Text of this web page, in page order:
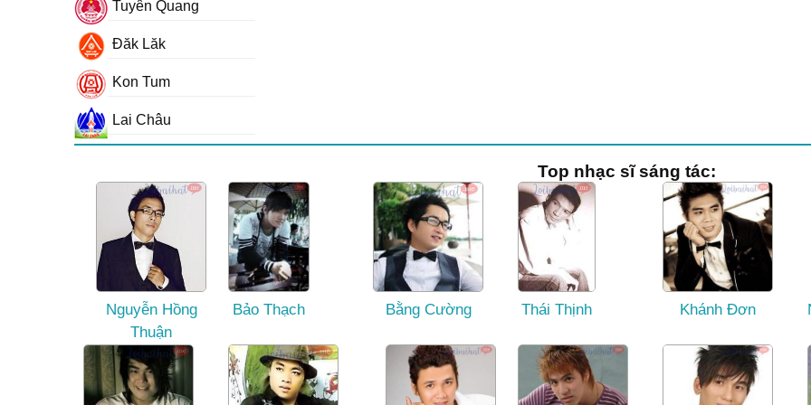
Tuyên Quang
Đăk Lăk
Kon Tum
Lai Châu
Top nhạc sĩ sáng tác:
Nguyễn Hồng
Thuận
Bảo Thạch Bằng Cường Thái Thịnh Khánh Đơn